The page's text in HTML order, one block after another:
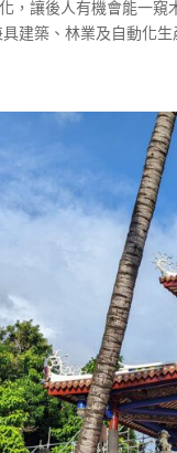
，讓後人有機會能一
建築、林業及自動化